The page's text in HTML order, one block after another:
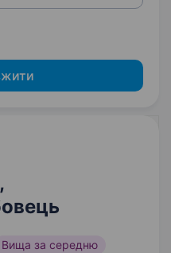
Вища за середню